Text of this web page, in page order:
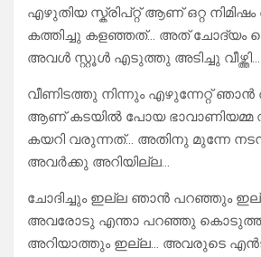
എഴുതിയ സ്ക്രിപ്റ്റ് ആണ് ഒറ്റ
കത്തിച്ചു കളഞ്ഞത്… അത് ചോദ്യം
അവൾ സ്റ്റൂൾ എടുത്തു അടിച്ചു വീഴ്ത്തി…
വീണിടത്തു നിന്നും എഴുന്നേറ്റ്
ആണ് കടയിൽ പോയ ഭാവാണിയമ്മ
കയറി വരുന്നത്… അതിനു മുന്നേ
അവർക്കു അറിയില്ല…
ചോദിച്ചും ഇല്ല ഞാൻ പറഞ്ഞും
അവരോടു എന്താ പറഞ്ഞു
അറിയാത്തും ഇല്ല… അവരുടെ